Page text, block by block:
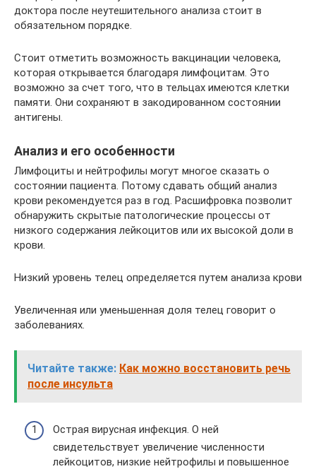
доктора после неутешительного анализа стоит в
обязательном порядке.
Стоит отметить возможность вакцинации человека,
которая открывается благодаря лимфоцитам. Это
возможно за счет того, что в тельцах имеются клетки
памяти. Они сохраняют в закодированном состоянии
антигены.
Анализ и его особенности
Лимфоциты и нейтрофилы могут многое сказать о
состоянии пациента. Потому сдавать общий анализ
крови рекомендуется раз в год. Расшифровка позволит
обнаружить скрытые патологические процессы от
низкого содержания лейкоцитов или их высокой доли в
крови.
Низкий уровень телец определяется путем анализа крови
Увеличенная или уменьшенная доля телец говорит о
заболеваниях.
Читайте также: Как можно восстановить речь
после инсульта
Острая вирусная инфекция. О ней
свидетельствует увеличение численности
лейкоцитов, низкие нейтрофилы и повышенное